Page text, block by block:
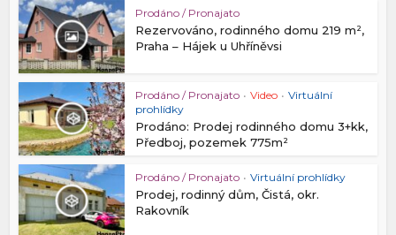
Prodáno / Pronajato
Rezervováno, rodinného domu 219 m²,
Praha – Hájek u Uhříněvsi
Prodáno / Pronajato • Video • Virtuální
prohlídky
Prodáno: Prodej rodinného domu 3+kk,
Předboj, pozemek 775m²
Prodáno / Pronajato • Virtuální prohlídky
Prodej, rodinný dům, Čistá, okr.
Rakovník